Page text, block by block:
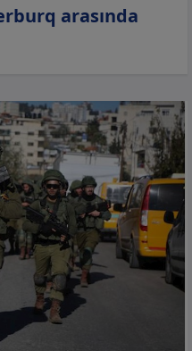
arasında